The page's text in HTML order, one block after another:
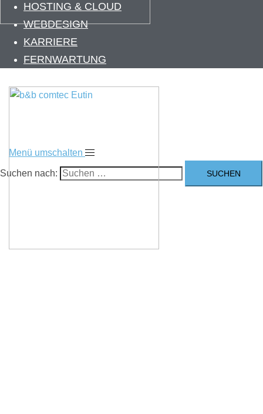
HOSTING & CLOUD
WEBDESIGN
KARRIERE
FERNWARTUNG
Menü umschalten
Suchen nach: